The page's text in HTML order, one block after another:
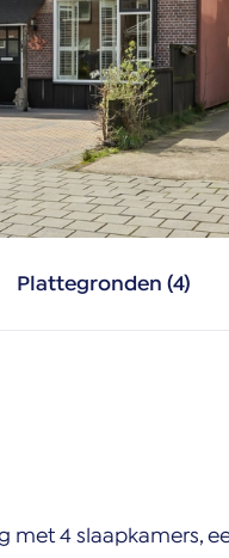
Plattegronden (4)
met 4 slaapkamers,